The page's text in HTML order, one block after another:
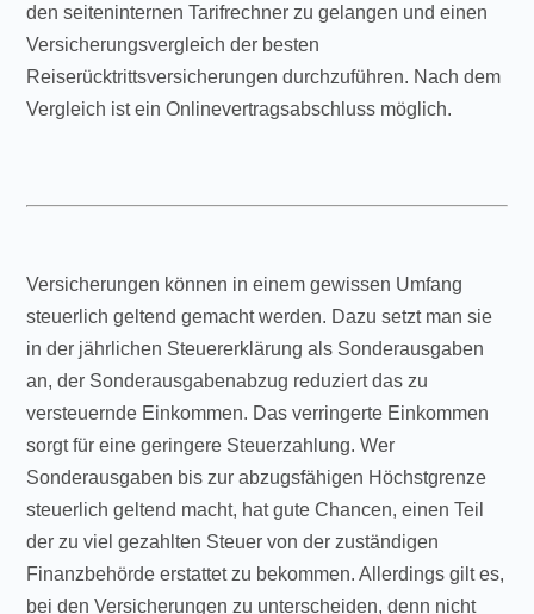
den seiteninternen Tarifrechner zu gelangen und einen
Versicherungsvergleich der besten
Reiserücktrittsversicherungen durchzuführen. Nach dem
Vergleich ist ein Onlinevertragsabschluss möglich.
Versicherungen können in einem gewissen Umfang
steuerlich geltend gemacht werden. Dazu setzt man sie
in der jährlichen Steuererklärung als Sonderausgaben
an, der Sonderausgabenabzug reduziert das zu
versteuernde Einkommen. Das verringerte Einkommen
sorgt für eine geringere Steuerzahlung. Wer
Sonderausgaben bis zur abzugsfähigen Höchstgrenze
steuerlich geltend macht, hat gute Chancen, einen Teil
der zu viel gezahlten Steuer von der zuständigen
Finanzbehörde erstattet zu bekommen. Allerdings gilt es,
bei den Versicherungen zu unterscheiden, denn nicht